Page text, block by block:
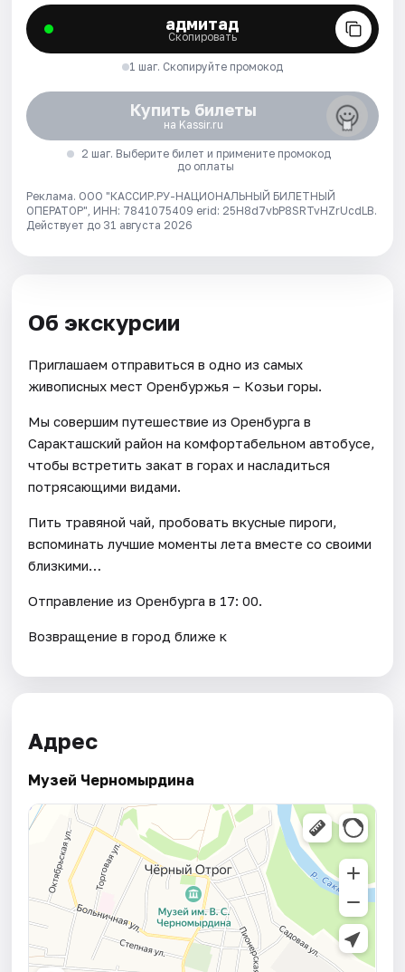
адмитад
Скопировать
1 шаг. Скопируйте промокод
Купить билеты
на Kassir.ru
2 шаг. Выберите билет и примените промокод
до оплаты
Реклама. ООО "КАССИР.РУ-НАЦИОНАЛЬНЫЙ БИЛЕТНЫЙ
ОПЕРАТОР", ИНН: 7841075409 erid: 25H8d7vbP8SRTvHZrUcdLB.
Действует до 31 августа 2026
Об экскурсии
Приглашаем отправиться в одно из самых
живописных мест Оренбуржья – Козьи горы.
Мы совершим путешествие из Оренбурга в
Саракташский район на комфортабельном автобусе,
чтобы встретить закат в горах и насладиться
потрясающими видами.
Пить травяной чай, пробовать вкусные пироги,
вспоминать лучшие моменты лета вместе со своими
близкими…
Отправление из Оренбурга в 17: 00.
Возвращение в город ближе к
Адрес
Музей Черномырдина